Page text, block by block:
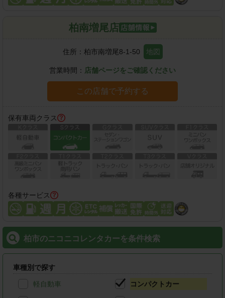
柏南増尾店
住所： 柏市南増尾8-1-50 地図
営業時間： 店舗ページをご確認ください
この店舗で予約する
保有車両クラス
各種サービス
柏市のニコニコレンタカーを条件検索
車種別で探す
軽自動車 コンパクトカー